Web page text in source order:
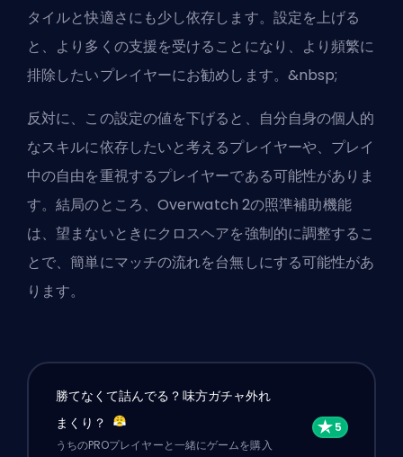
タイルと快適さにも少し依存します。設定を上げる
と、より多くの支援を受けることになり、より頻繁に
排除したいプレイヤーにお勧めします。&nbsp;
反対に、この設定の値を下げると、自分自身の個人的
なスキルに依存したいと考えるプレイヤーや、プレイ
中の自由を重視するプレイヤーである可能性がありま
す。結局のところ、Overwatch 2の照準補助機能
は、望まないときにクロスヘアを強制的に調整するこ
とで、簡単にマッチの流れを台無しにする可能性があ
ります。
勝てなくて詰んでる？味方ガチャ外れ
まくり？
うちのPROプレイヤーと一緒にゲームを購入